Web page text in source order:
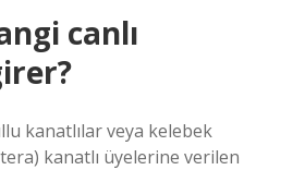
canlı
kanatlılar veya kelebek
kanatlı üyelerine verilen